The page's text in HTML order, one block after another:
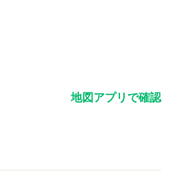
地図アプリで確認